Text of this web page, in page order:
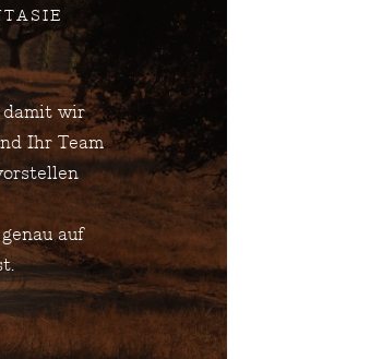
damit wir
Ihr Team
auf